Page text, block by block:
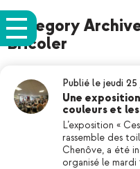
Category
Bricoler
Publié le jeudi 25
Une
couleurs et
L’exposition «
rassemble des
Chenôve, a été
organisé le mardi